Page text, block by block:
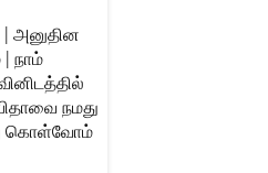
| அனுதின
நாம்
நமது
கொள்வோம்